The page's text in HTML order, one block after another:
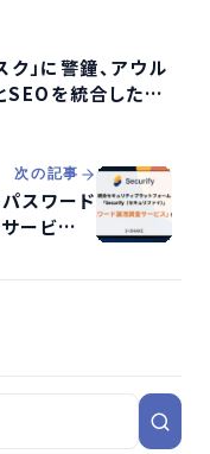
」に警鐘、アウル
SEOを統合した新
次の記事
スワード
ービス起